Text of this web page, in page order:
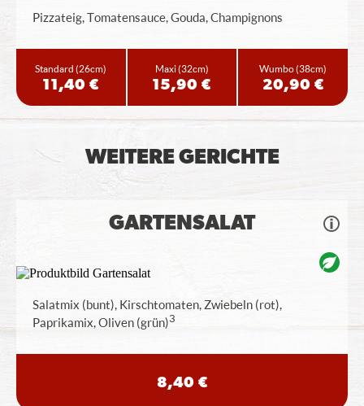
Pizzateig, Tomatensauce, Gouda, Champignons
Standard(26cm)
11,40 €
Maxi(32cm)
15,90 €
Wumbo(38cm)
20,90 €
WEITERE GERICHTE
GARTENSALAT
Salatmix (bunt), Kirschtomaten, Zwiebeln (rot),
Paprikamix, Oliven (grün)3
8,40 €